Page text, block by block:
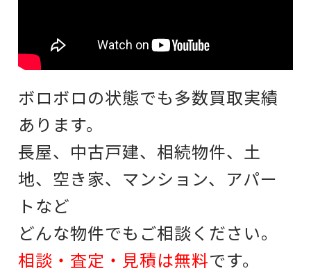
ボロボロの状態でも多数買取実績
あります。
長屋、中古戸建、相続物件、土
地、空き家、マンション、アパー
トなど
どんな物件でもご相談ください。
相談・査定・見積は無料です。